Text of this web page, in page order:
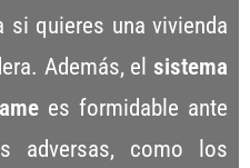
si quieres una vivienda
Además, el sistema
es formidable ante
adversas, como los